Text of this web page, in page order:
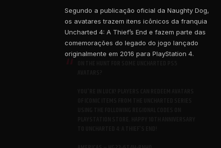
Segundo a publicação oficial da Naughty Dog,
os avatares trazem itens icônicos da franquia
Uncharted 4: A Thief’s End e fazem parte das
comemorações do legado do jogo lançado
originalmente em 2016 para PlayStation 4.